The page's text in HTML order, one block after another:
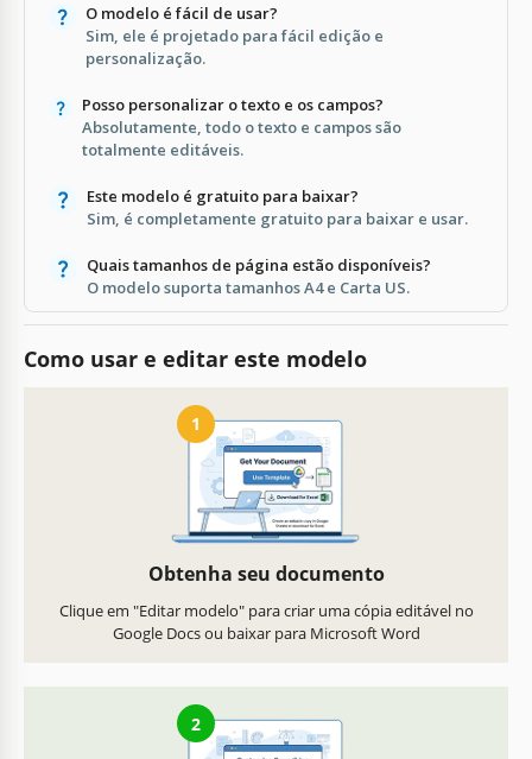
O modelo é fácil de usar?
Sim, ele é projetado para fácil edição e
personalização.
Posso personalizar o texto e os campos?
Absolutamente, todo o texto e campos são
totalmente editáveis.
Este modelo é gratuito para baixar?
Sim, é completamente gratuito para baixar e usar.
Quais tamanhos de página estão disponíveis?
O modelo suporta tamanhos A4 e Carta US.
Como usar e editar este modelo
1
Obtenha seu documento
Clique em "Editar modelo" para criar uma cópia editável no
Google Docs ou baixar para Microsoft Word
2